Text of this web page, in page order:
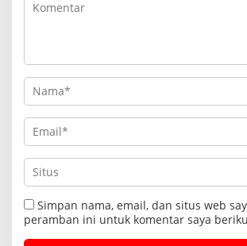
Simpan nama, email, dan situs web
peramban ini untuk komentar saya